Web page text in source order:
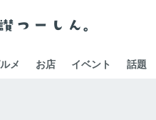
メ お店 イベント 話題